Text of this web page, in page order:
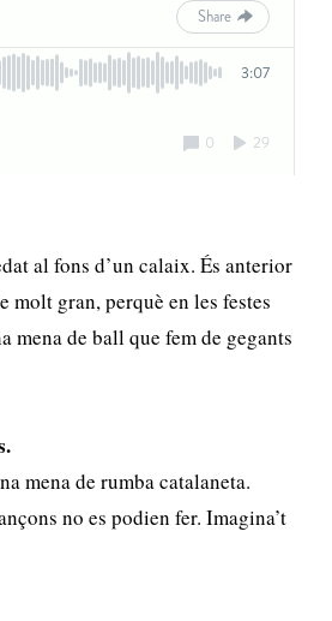
al fons d’un calaix. És anterior
gran, perquè en les festes
mena de ball que fem de gegants
mena de rumba catalaneta.
no es podien fer. Imagina’t